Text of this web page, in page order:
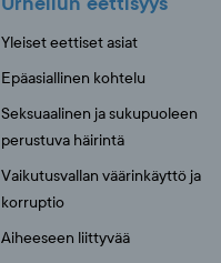
Yleiset eettiset asiat
Epäasiallinen kohtelu
Seksuaalinen ja sukupuoleen
perustuva häirintä
Vaikutusvallan väärinkäyttö ja
korruptio
Aiheeseen liittyvää